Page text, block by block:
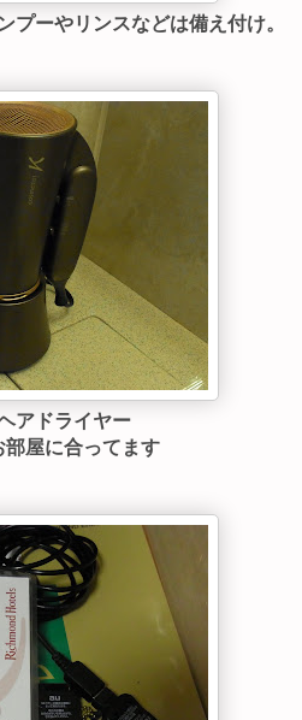
プーやリンスなどは備え付け。
アドライヤー
部屋に合ってます